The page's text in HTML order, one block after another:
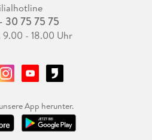
30 75 75 75
9.00 - 18.00 Uhr
App herunter.